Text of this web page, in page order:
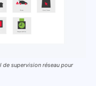
de supervision réseau pour